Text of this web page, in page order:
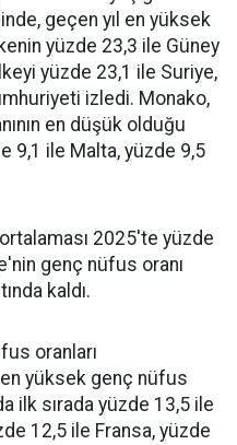
geçen yıl en yüksek
yüzde 23,3 ile Güney
yüzde 23,1 ile Suriye,
izledi. Monako,
en düşük olduğu
9,1 ile Malta, yüzde 9,5
2025'te yüzde
genç nüfus oranı
kaldı.
oranları
en yüksek genç nüfus
ilk sırada yüzde 13,5 ile
12,5 ile Fransa, yüzde